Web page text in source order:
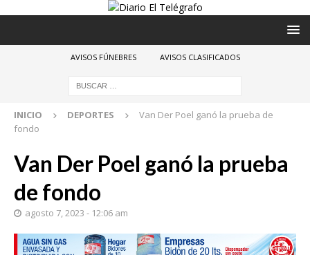
AVISOS FÚNEBRES AVISOS CLASIFICADOS
INICIO DEPORTES
Van Der Poel ganó la prueba de
fondo
Van Der Poel ganó la prueba
de fondo
agosto 7, 2023 - 12:06 am